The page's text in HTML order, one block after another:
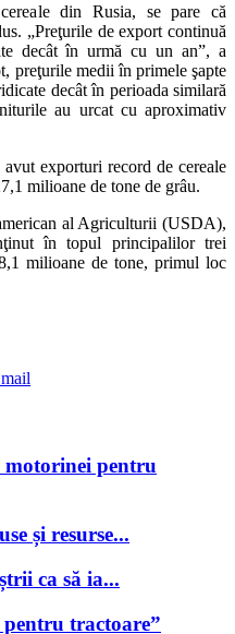
din Rusia, se pare că
„Preţurile de export continuă
decât în urmă cu un an”, a
preţurile medii în primele şapte
decât în perioada similară
au urcat cu aproximativ
exporturi record de cereale
milioane de tone de grâu.
al Agriculturii (USDA),
în topul principalilor trei
milioane de tone, primul loc
motorinei pentru
și resurse...
ca să ia...
tractoare”